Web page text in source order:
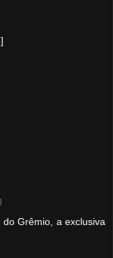
Grêmio, a exclusiva